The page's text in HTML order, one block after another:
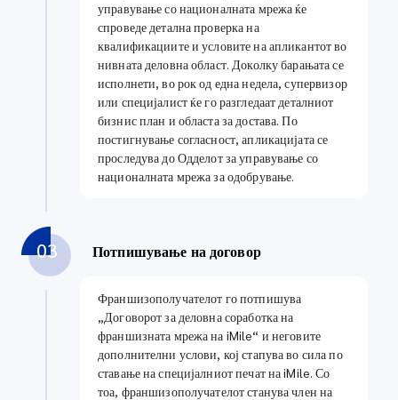
управување со националната мрежа ќе
спроведе детална проверка на
квалификациите и условите на апликантот во
нивната деловна област. Доколку барањата се
исполнети, во рок од една недела, супервизор
или специјалист ќе го разгледаат деталниот
бизнис план и областа за достава. По
постигнување согласност, апликацијата се
проследува до Одделот за управување со
националната мрежа за одобрување.
03 Потпишување на договор
Франшизополучателот го потпишува
„Договорот за деловна соработка на
франшизната мрежа на iMile“ и неговите
дополнителни услови, кој стапува во сила по
ставање на специјалниот печат на iMile. Со
тоа, франшизополучателот станува член на